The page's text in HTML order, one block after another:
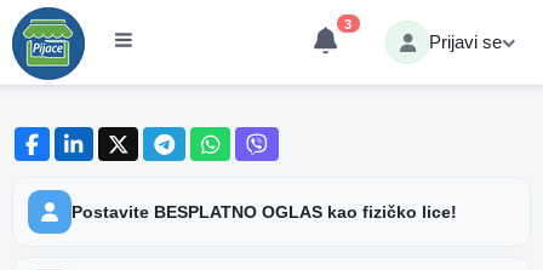
3
Prijavi se
Postavite BESPLATNO OGLAS kao fizičko lice!